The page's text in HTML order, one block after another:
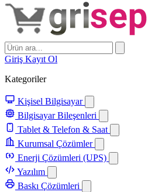
Giriş Kayıt Ol
Kategoriler
Kişisel Bilgisayar
Bilgisayar Bileşenleri
Tablet & Telefon & Saat
Kurumsal Çözümler
Enerji Çözümleri (UPS)
Yazılım
Baskı Çözümleri